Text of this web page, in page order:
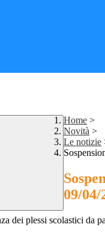
Home >
Novità >
Le notizie
09/04/
dei plessi scolastici da